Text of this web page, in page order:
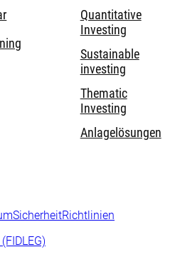
Quantitative
Investing
Sustainable
investing
Thematic
Investing
Anlagelösungen
SicherheitRichtlinien